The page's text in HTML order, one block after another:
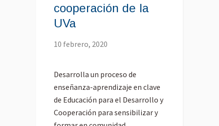
cooperación de la
UVa
10 febrero, 2020
Desarrolla un proceso de
enseñanza-aprendizaje en clave
de Educación para el Desarrollo y
Cooperación para sensibilizar y